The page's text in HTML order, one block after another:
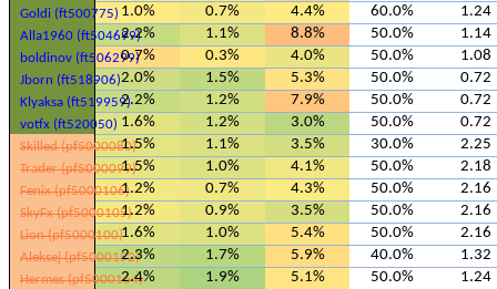
Goldi (ft500775) 1.0% 0.7% 4.4% 60.0% 1.24
Alla1960 (ft504699)
2.2% 1.1% 8.8% 50.0% 1.14
boldinov (ft506299)0.7% 0.3% 4.0% 50.0% 1.08
Jborn (ft518906)2.0% 1.5% 5.3% 50.0% 0.72
Klyaksa (ft519959)2.2% 1.2% 7.9% 50.0% 0.72
votfx (ft520050) 1.6% 1.2% 3.0% 50.0% 0.72
Skilled (pf5000080)1.5% 1.1% 3.5% 30.0% 2.25
Trader (pf5000099)1.5% 1.0% 4.1% 50.0% 2.18
Fenix (pf5000106)1.2% 0.7% 4.3% 50.0% 2.16
SkyFx (pf5000105)1.2% 0.9% 3.5% 50.0% 2.16
Lion (pf5000100)1.6% 1.0% 5.4% 50.0% 2.16
Aleksej (pf5000152)2.3% 1.7% 5.9% 40.0% 1.32
Hermes (pf5000164)
2.4% 1.9% 5.1% 50.0% 1.24